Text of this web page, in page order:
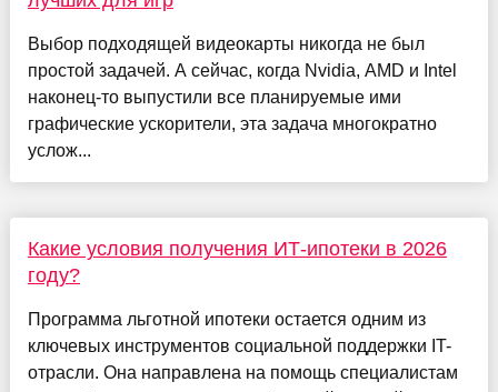
Выбор подходящей видеокарты никогда не был
простой задачей. А сейчас, когда Nvidia, AMD и Intel
наконец-то выпустили все планируемые ими
графические ускорители, эта задача многократно
услож...
Какие условия получения ИТ-ипотеки в 2026
году?
Программа льготной ипотеки остается одним из
ключевых инструментов социальной поддержки IT-
отрасли. Она направлена на помощь специалистам